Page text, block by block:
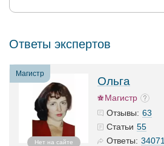
Ответы экспертов
Магистр
Нет на сайте
Ольга
Магистр
Отзывы: 63
Статьи 55
Ответы: 34071